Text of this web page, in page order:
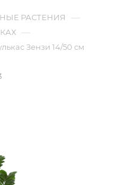
РАСТЕНИЯ —
—
Зензи 14/50 см